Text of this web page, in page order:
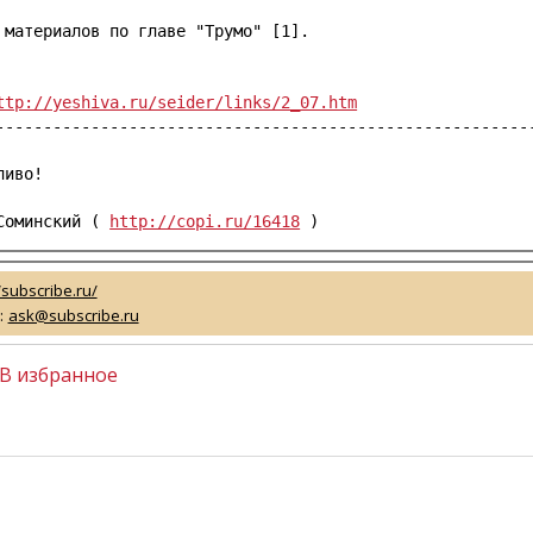
материалов по главе "Трумо" [1].
yeshiva.ru/seider/links/2_07.htm
( http://copi.ru/16418 )
ask@subscribe.ru
В избранное